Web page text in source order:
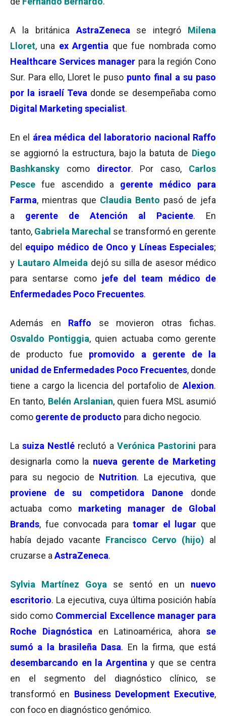
A la británica AstraZeneca se integró Milena
Lloret, una ex Argentia que fue nombrada como
Healthcare Services manager para la región Cono
Sur. Para ello, Lloret le puso punto final a su paso
por la israelí Teva donde se desempeñaba como
Digital Marketing specialist.
En el área médica del laboratorio nacional Raffo
se aggiornó la estructura, bajo la batuta de Diego
Bashkansky como director. Por caso, Carlos
Pesce fue ascendido a gerente médico para
Farma, mientras que Claudia Bento pasó de jefa
a gerente de Atención al Paciente. En
tanto, Gabriela Marechal se transformó en gerente
del equipo médico de Onco y Líneas Especiales;
y Lautaro Almeida dejó su silla de asesor médico
para sentarse como jefe del team médico de
Enfermedades Poco Frecuentes.
Además en Raffo
se movieron otras fichas.
Osvaldo Pontiggia, quien actuaba como gerente
de producto fue promovido a gerente de la
unidad de Enfermedades Poco Frecuentes, donde
tiene a cargo la licencia del portafolio de Alexion.
En tanto, Belén Arslanian, quien fuera MSL asumió
como gerente de producto para dicho negocio.
Lasuiza Nestlé reclutó a Verónica Pastorini para
designarla como la nueva gerente de Marketing
para su negocio de Nutrition. La ejecutiva, que
proviene de su competidora Danonedonde
actuaba como marketing manager de Global
Brands, fue convocada paratomar el lugar que
había dejado vacante Francisco Cervo (hijo) al
cruzarse a AstraZeneca.
Sylvia Martínez Goya se sentó en un nuevo
escritorio. La ejecutiva, cuya última posición había
sido como Commercial Excellence manager para
Roche Diagnóstica en Latinoamérica, ahorase
sumó a la brasileña Dasa. En la firma, que está
desembarcando en la Argentina y que se centra
en el segmento del diagnóstico clínico, se
transformó en Business Development Executive,
con foco en diagnóstico genómico.